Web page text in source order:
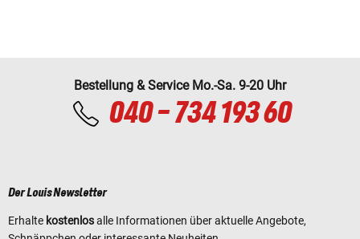
Bestellung & Service Mo.-Sa. 9-20 Uhr
040 - 734 193 60
Der Louis Newsletter
Erhalte kostenlosalle Informationen über aktuelle Angebote,